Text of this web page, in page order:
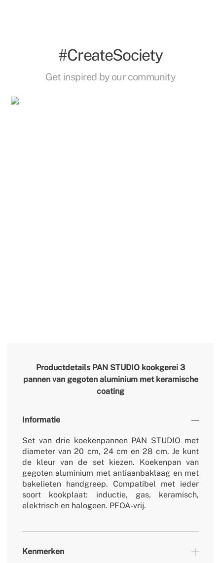
#CreateSociety
Get inspired by our community
Productdetails PAN STUDIO kookgerei 3
pannen van gegoten aluminium met keramische
coating
Informatie
Set van drie koekenpannen PAN STUDIO met
diameter van 20 cm, 24 cm en 28 cm. Je kunt
de kleur van de set kiezen. Koekenpan van
gegoten aluminium met antiaanbaklaag en met
bakelieten handgreep. Compatibel met ieder
soort kookplaat: inductie, gas, keramisch,
elektrisch en halogeen. PFOA-vrij.
Kenmerken